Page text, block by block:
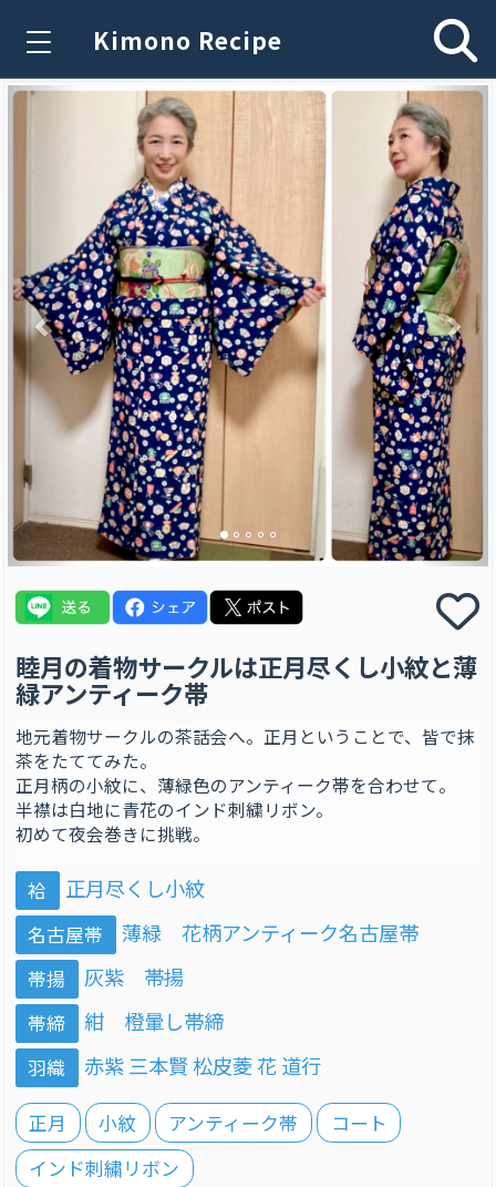
Kimono Recipe
Previous
睦月の着物サークルは正月尽くし小紋と薄
緑アンティーク帯
地元着物サークルの茶話会へ。正月ということで、皆で抹
茶をたててみた。
正月柄の小紋に、薄緑色のアンティーク帯を合わせて。
半襟は白地に青花のインド刺繍リボン。
初めて夜会巻きに挑戦。
袷 正月尽くし小紋
名古屋帯 薄緑 花柄アンティーク名古屋帯
帯揚 灰紫 帯揚
帯締 紺 橙暈し帯締
羽織 赤紫 三本賢 松皮菱 花 道行
正月 小紋 アンティーク帯
コート
インド刺繍リボン